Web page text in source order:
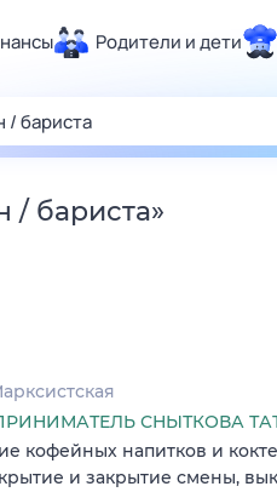
Родители и дети
Развлечения и
Спорт
Гороскопы
/ бариста»
СНЫТКОВА
кофейных напитков и
и закрытие смены,